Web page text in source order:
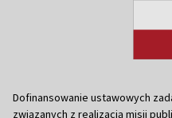
Dofinansowanie ustawowych
związanych z realizacją misji